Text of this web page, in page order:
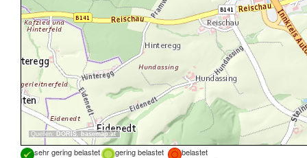
Quellen: DORIS, basemap.at
sehr gering belastet gering belastet
belastet